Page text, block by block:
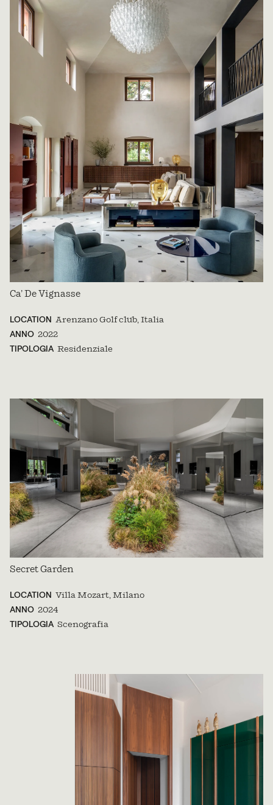
Ca’ De Vignasse
LOCATION Arenzano Golf club, Italia
ANNO 2022
TIPOLOGIA Residenziale
Secret Garden
LOCATION Villa Mozart, Milano
ANNO 2024
TIPOLOGIA Scenografia